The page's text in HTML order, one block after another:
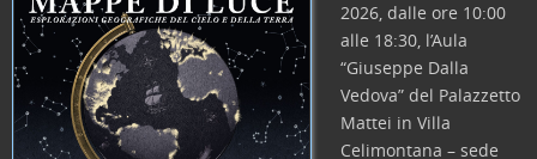
2026, dalle ore 10:00
alle 18:30, l’Aula
“Giuseppe Dalla
Vedova” del Palazzetto
Mattei in Villa
Celimontana – sede